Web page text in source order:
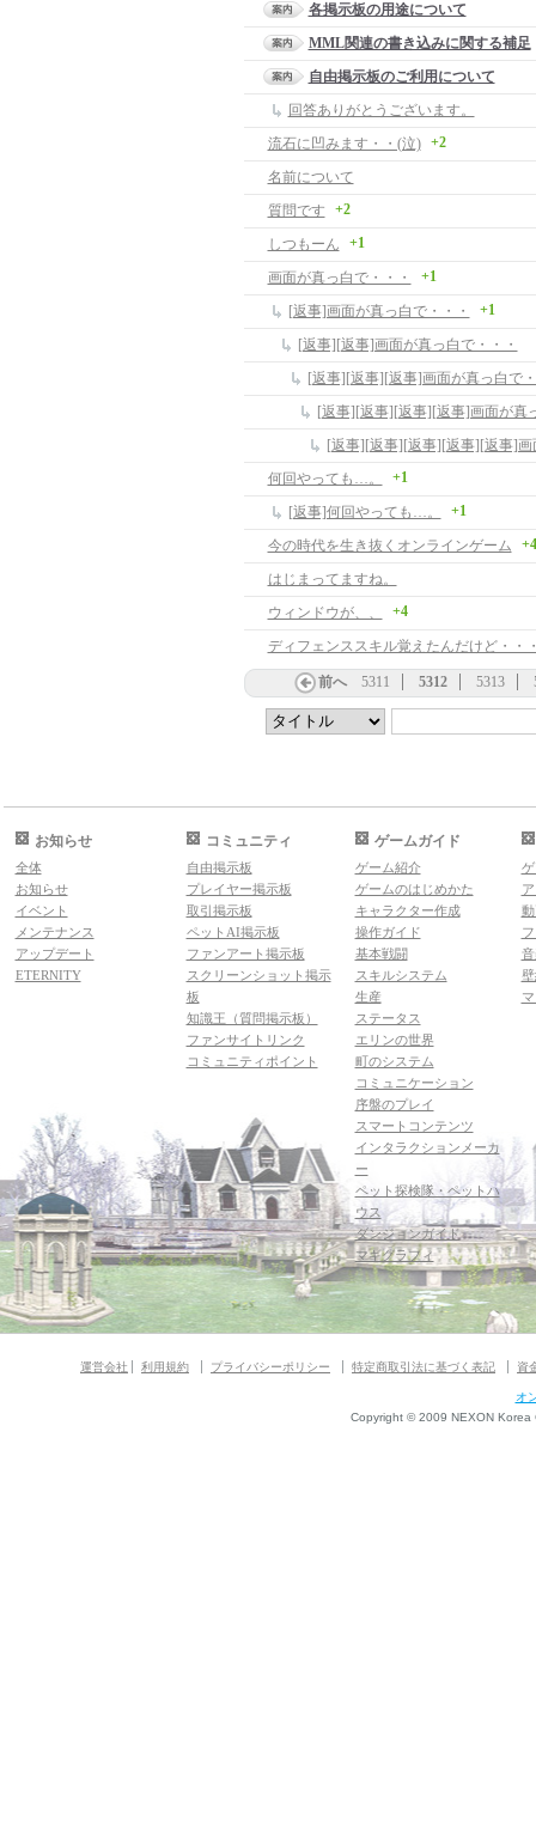
各掲示板の用途について
MML関連の書き込みに関する補足
自由掲示板のご利用について
回答ありがとうございます。
流石に凹みます・・(泣)
+2
名前について
質問です
+2
しつもーん +1
画面が真っ白で・・・ +1
[返事]画面が真っ白で・・・ +1
[返事][返事]画面が真っ白で・・・
[返事][返事][返事]画面が真っ白で
[返事][返事][返事][返事]画面が真
[返事][返事][返事][返事][返事]画
何回やっても…。
+1
[返事]何回やっても…。 +1
今の時代を生き抜くオンラインゲーム +4
はじまってますね。
ウィンドウが、、
+4
ディフェンススキル覚えたんだけど・・
前へ 5311 5312 5313
お知らせ
全体
お知らせ
イベント
メンテナンス
アップデート
ETERNITY
コミュニティ
自由掲示板
プレイヤー掲示板
取引掲示板
ペットAI掲示板
ファンアート掲示板
スクリーンショット掲示
板
知識王（質問掲示板）
ファンサイトリンク
コミュニティポイント
ゲームガイド
ゲーム紹介
ゲームのはじめかた
キャラクター作成
操作ガイド
基本戦闘
スキルシステム
生産
ステータス
エリンの世界
町のシステム
コミュニケーション
序盤のプレイ
スマートコンテンツ
インタラクションメーカ
ー
ペット探検隊・ペットハ
ウス
ダンジョンガイド
マギグラフィ
運営会社 利用規約 プライバシーポリシー 特定商取引法に基づく表記 資
オ
Copyright © 2009 NEXON Korea